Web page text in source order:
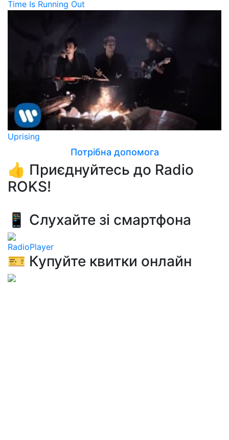
Time Is Running Out
Uprising
Потрібна допомога
👍 Приєднуйтесь до Radio
ROKS!
📱 Слухайте зі смартфона
RadioPlayer
🎫 Купуйте квитки онлайн